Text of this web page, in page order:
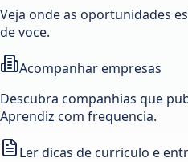
Veja onde as oportunidades
de voce.
Acompanhar empresas
Descubra companhias que
Aprendiz com frequencia.
Ler dicas de curriculo e